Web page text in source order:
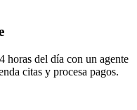
horas del día con un agente
citas y procesa pagos.